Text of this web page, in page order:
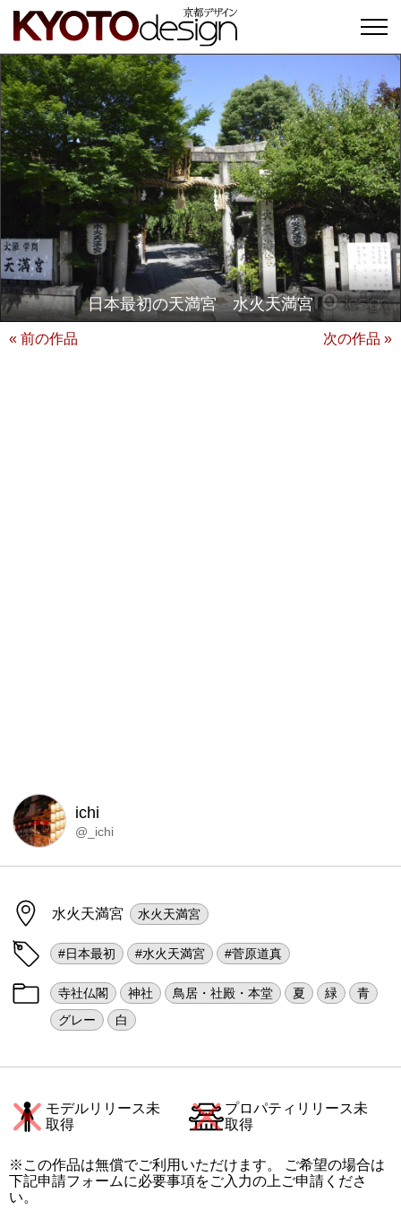
日本最初の天満宮 水火天満宮
« 前の作品 次の作品 »
ichi
@_ichi
水火天満宮 水火天満宮
#日本最初 #水火天満宮 #菅原道真
寺社仏閣 神社 鳥居・社殿・本堂 夏 緑
青
グレー
白
モデルリリース未
取得
プロパティリリース未
取得
※この作品は無償でご利用いただけます。 ご希望の場合は
下記申請フォームに必要事項をご入力の上ご申請くださ
い。